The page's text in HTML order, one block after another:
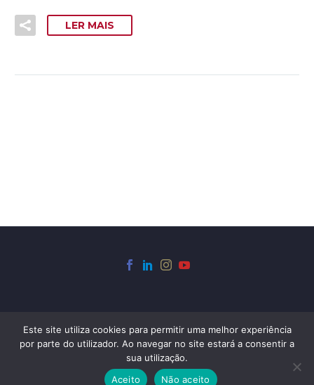
LER MAIS
WhatsApp:+5511963627762
e-mail: contato@acasatombada.com
Este site utiliza cookies para permitir uma melhor experiência
por parte do utilizador. Ao navegar no site estará a consentir a
sua utilização.
Aceito
Não aceito